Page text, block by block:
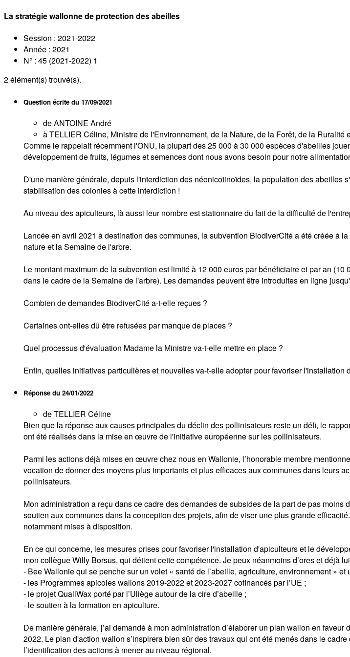
La stratégie wallonne de protection des abeilles
Session : 2021-2022
Année : 2021
N° : 45 (2021-2022) 1
2élément(s) trouvé(s).
Question écrite du 17/09/2021
de ANTOINE André
à TELLIER Céline, Ministre de l'Environnement, de la Nature, de la Forêt, de la Ruralité
Comme le rappelait récemment l'ONU, la plupart des 25 000 à 30 000 espèces d'abeilles
développement de fruits, légumes et semences dont nous avons besoin pour notre
D'une manière générale, depuis l'interdiction des néonicotinoïdes, la population des
stabilisation des colonies à cette interdiction !
Au niveau des apiculteurs, là aussi leur nombre est stationnaire du fait de la difficulté de
Lancée en avril 2021 à destination des communes, la subvention BiodiverCité a été créée à
nature et la Semaine de l'arbre.
Le montant maximum de la subvention est limité à 12 000 euros par bénéficiaire et par an
dans le cadre de la Semaine de l'arbre). Les demandes peuvent être introduites en ligne
Combien de demandes BiodiverCité a-t-elle reçues ?
Certaines ont-elles dû être refusées par manque de places ?
Quel processus d'évaluation Madame la Ministre va-t-elle mettre en place ?
Enfin, quelles initiatives particulières et nouvelles va-t-elle adopter pour favoriser
Réponse du 24/01/2022
de TELLIER Céline
Bien que la réponse aux causes principales du déclin des pollinisateurs reste un défi, le
ont été réalisés dans la mise en œuvre de l'initiative européenne sur les pollinisateurs.
Parmi les actions déjà mises en œuvre chez nous en Wallonie, l’honorable membre
vocation de donner des moyens plus importants et plus efficaces aux communes dans leurs
pollinisateurs.
Mon administration a reçu dans ce cadre des demandes de subsides de la part de pas
soutien aux communes dans la conception des projets, afin de viser une plus grande
notamment mises à disposition.
En ce qui concerne, les mesures prises pour favoriser l'installation d'apiculteurs et le
mon collègue Willy Borsus, qui détient cette compétence. Je peux néanmoins d’ores et déjà
- Bee Wallonie qui se penche sur un volet « santé de l’abeille, agriculture, environnement »
- les Programmes apicoles wallons 2019-2022 et 2023-2027 cofinancés par l’UE ;
- le projet QualiWax porté par l’Uliège autour de la cire d’abeille ;
- le soutien à la formation en apiculture.
De manière générale, j’ai demandé à mon administration d’élaborer un plan wallon en
2022. Le plan d'action wallon s’inspirera bien sûr des travaux qui ont été menés dans le
l’identification des actions à mener au niveau régional.